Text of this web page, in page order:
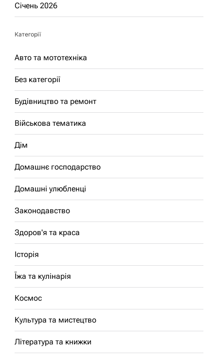
Січень 2026
Категорії
Авто та мототехніка
Без категорії
Будівництво та ремонт
Військова тематика
Дім
Домашнє господарство
Домашні улюбленці
Законодавство
Здоров'я та краса
Історія
Їжа та кулінарія
Космос
Культура та мистецтво
Література та книжки